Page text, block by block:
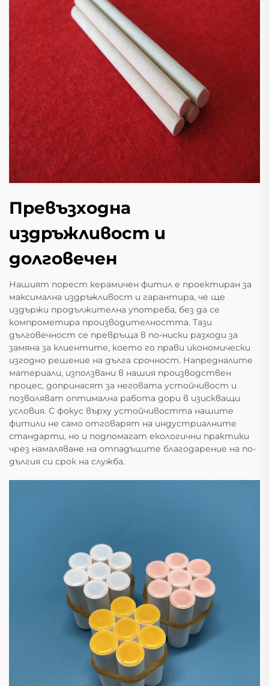
Превъзходна
издръжливост и
долговечен
Нашият порест керамичен фитил е проектиран за
максимална издръжливост и гарантира, че ще
издържи продължителна употреба, без да се
компрометира производителността. Тази
дълговечност се превръща в по-ниски разходи за
замяна за клиентите, което го прави икономически
изгодно решение на дълга срочност. Напредналите
материали, използвани в нашия производствен
процес, допринасят за неговата устойчивост и
позволяват оптимална работа дори в изискващи
условия. С фокус върху устойчивостта нашите
фитили не само отговарят на индустриалните
стандарти, но и подпомагат екологични практики
чрез намаляване на отпадъците благодарение на по-
дългия си срок на служба.